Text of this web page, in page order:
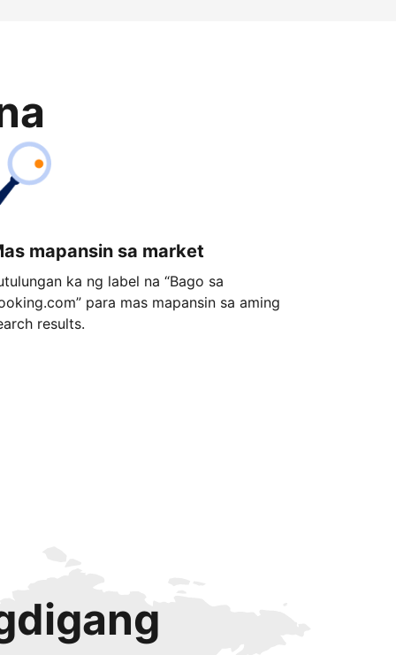
mapansin sa market
ka ng label na “Bago sa
para mas mapansin sa aming
results.